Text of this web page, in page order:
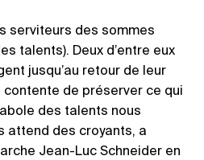
serviteurs des sommes
talents). Deux d’entre eux
jusqu’au retour de leur
de préserver ce qui
des talents nous
attend des croyants, a
Jean-Luc Schneider en